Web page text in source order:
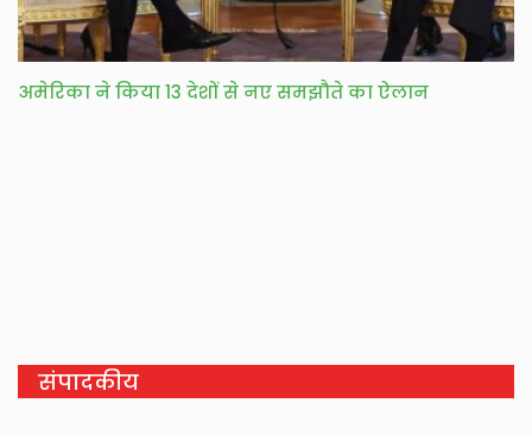
अमेरिका ने किया 13 देशों से नए समझौते का ऐलान
संपादकीय